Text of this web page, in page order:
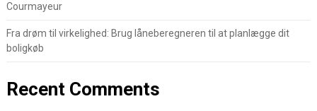
Courmayeur
Fra drøm til virkelighed: Brug låneberegneren til at planlægge dit
boligkøb
Recent Comments